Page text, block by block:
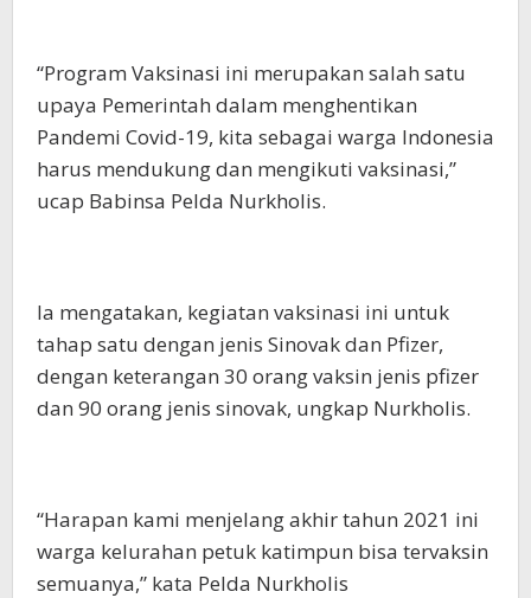
“Program Vaksinasi ini merupakan salah satu
upaya Pemerintah dalam menghentikan
Pandemi Covid-19, kita sebagai warga Indonesia
harus mendukung dan mengikuti vaksinasi,”
ucap Babinsa Pelda Nurkholis.
Ia mengatakan, kegiatan vaksinasi ini untuk
tahap satu dengan jenis Sinovak dan Pfizer,
dengan keterangan 30 orang vaksin jenis pfizer
dan 90 orang jenis sinovak, ungkap Nurkholis.
“Harapan kami menjelang akhir tahun 2021 ini
warga kelurahan petuk katimpun bisa tervaksin
semuanya,” kata Pelda Nurkholis